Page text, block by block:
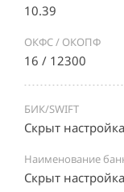
10.39
ОКФС / ОКОПФ
16 / 12300
БИК/SWIFT
Скрыт
Наименование
Скрыт